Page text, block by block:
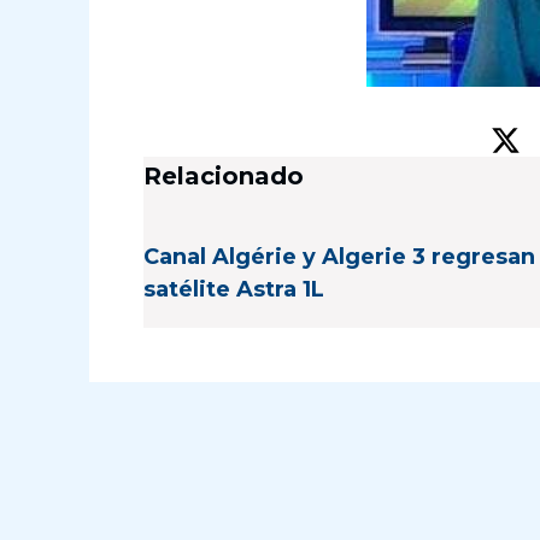
Relacionado
Canal Algérie y Algerie 3 regresan
satélite Astra 1L